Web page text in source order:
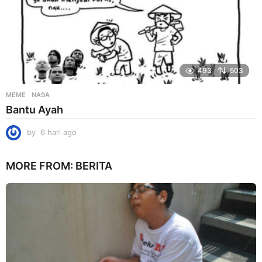
493 503
MEME NA9A
Bantu Ayah
by 6 hari ago
r
MORE FROM: BERITA